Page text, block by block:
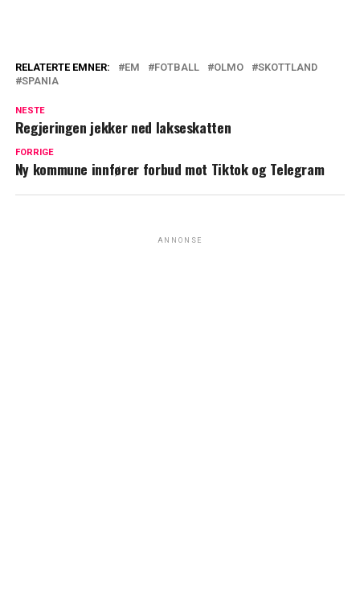
RELATERTE EMNER: EM FOTBALL OLMO
SKOTTLAND
SPANIA
NESTE
Regjeringen jekker ned lakseskatten
FORRIGE
Ny kommune innfører forbud mot Tiktok og Telegram
ANNONSE